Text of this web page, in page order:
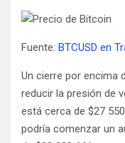
Fuente: BTCUSD en
Un cierre por encima
reducir la presión de
está cerca de $27
podría comenzar un